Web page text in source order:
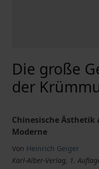
Die große
der
Chinesische Ästhetik
Moderne
Von Heinrich Geiger
Karl-Alber-Verlag, 1.